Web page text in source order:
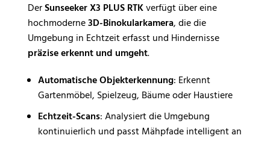
DerSunseeker X3 PLUS RTKverfügt über eine
hochmoderne3D-Binokularkamera, die die
Umgebung in Echtzeit erfasst und Hindernisse
präzise erkennt und umgeht.
Automatische Objekterkennung: Erkennt
Gartenmöbel, Spielzeug, Bäume oder Haustiere
Echtzeit-Scans: Analysiert die Umgebung
kontinuierlich und passt Mähpfade intelligent an